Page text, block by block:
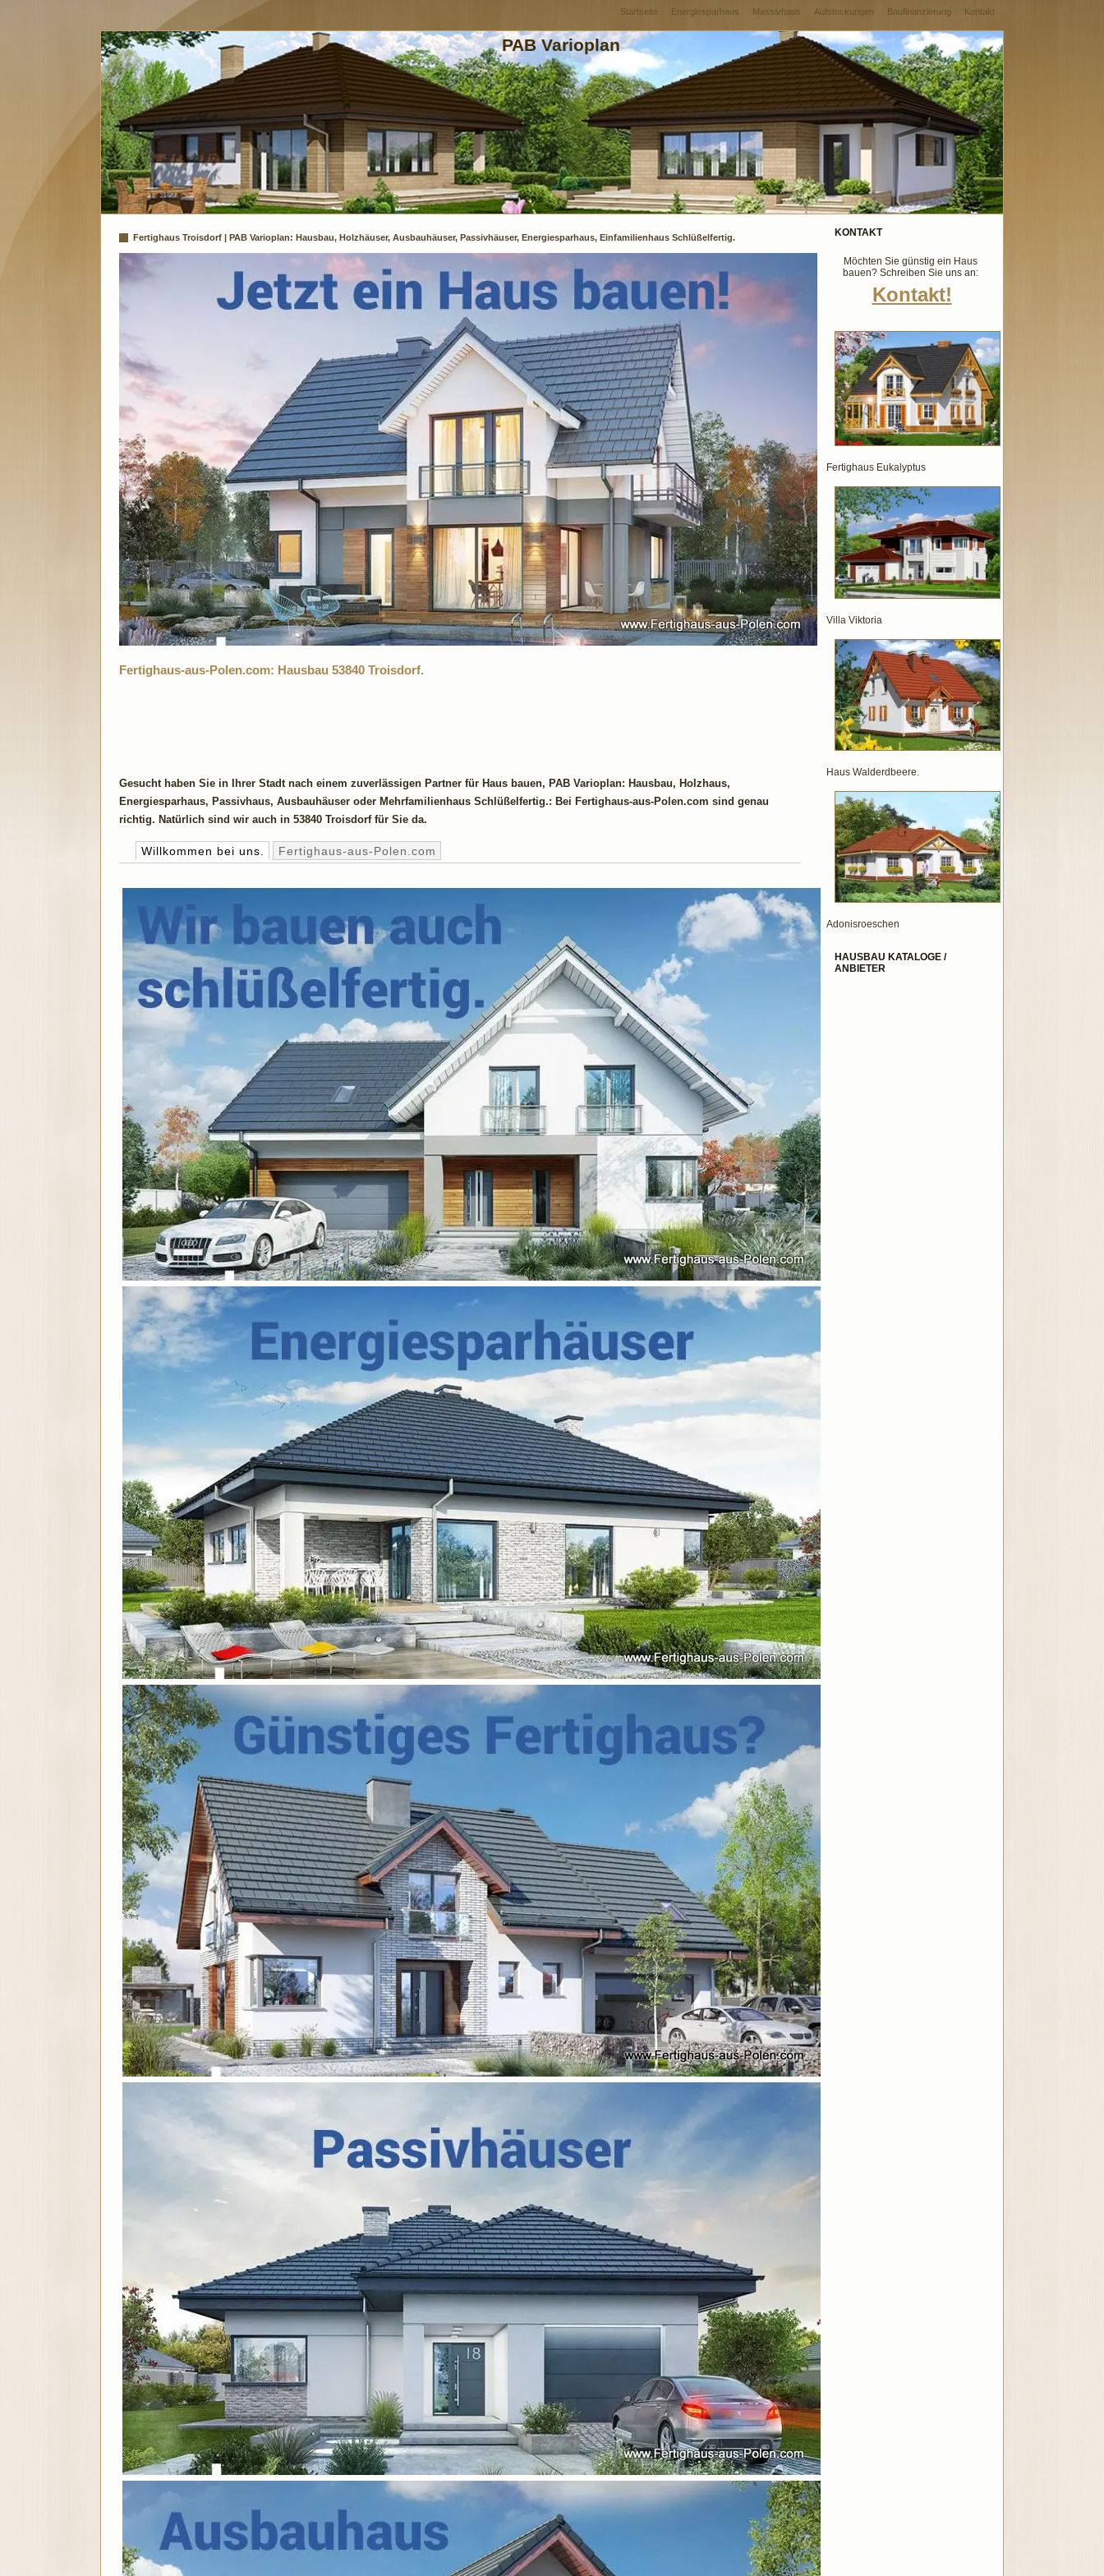
Startseite Energiesparhaus Massivhaus Aufstockungen Baufinanzierung Kontakt
PAB Varioplan
Fertighaus Troisdorf | PAB Varioplan: Hausbau, Holzhäuser, Ausbauhäuser, Passivhäuser, Energiesparhaus, Einfamilienhaus Schlüßelfertig.
Fertighaus-aus-Polen.com: Hausbau 53840 Troisdorf.
Gesucht haben Sie in Ihrer Stadt nach einem zuverlässigen Partner für Haus bauen, PAB Varioplan: Hausbau, Holzhaus,
Energiesparhaus, Passivhaus, Ausbauhäuser oder Mehrfamilienhaus Schlüßelfertig.: Bei Fertighaus-aus-Polen.com sind genau
richtig. Natürlich sind wir auch in 53840 Troisdorf für Sie da.
Willkommen bei uns. Fertighaus-aus-Polen.com
KONTAKT
Möchten Sie günstig ein Haus
bauen? Schreiben Sie uns an:
Kontakt!
Fertighaus Eukalyptus
Villa Viktoria
Haus Walderdbeere.
Adonisroeschen
HAUSBAU KATALOGE /
ANBIETER